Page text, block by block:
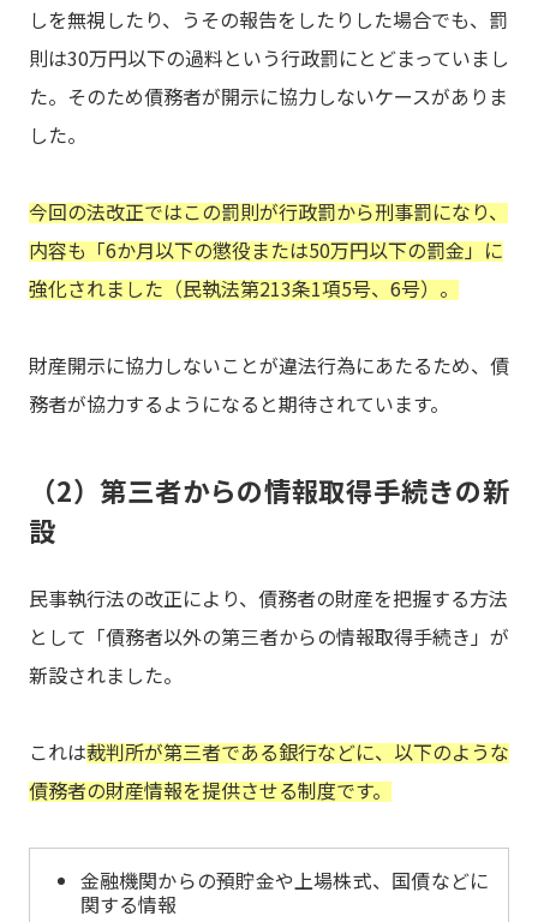
しを無視したり、うその報告をしたりした場合でも、罰
則は30万円以下の過料という行政罰にとどまっていまし
た。そのため債務者が開示に協力しないケースがありま
した。
今回の法改正ではこの罰則が行政罰から刑事罰になり、
内容も「6か月以下の懲役または50万円以下の罰金」に
強化されました（民執法第213条1項5号、6号）。
財産開示に協力しないことが違法行為にあたるため、債
務者が協力するようになると期待されています。
（2）第三者からの情報取得手続きの新
設
民事執行法の改正により、債務者の財産を把握する方法
として「債務者以外の第三者からの情報取得手続き」が
新設されました。
これは裁判所が第三者である銀行などに、以下のような
債務者の財産情報を提供させる制度です。
金融機関からの預貯金や上場株式、国債などに
関する情報